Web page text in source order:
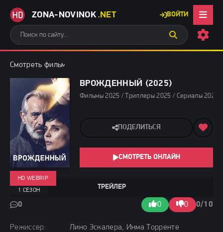
ZONA-NOVINOK .NET ВОЙТИ
Смотреть фильмы бесплатно
ВРОЖДЕННЫЙ (2025)
Фильмы 2025 / Триллеры 2025 / Сериалы 2025
Режиссер:
Лино Эскалера, Инма Торренте
ТРЕЙЛЕР
0 0 0 0/10
HD WEBRIP
1 СЕЗОН
ПОДЕЛИТЬСЯ
СМОТРЕТЬ ОНЛАЙН